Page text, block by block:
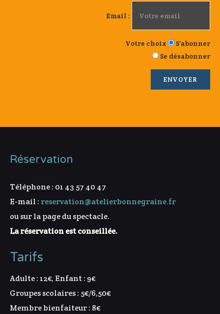
Email :
Votre choix
S'abonner
Se désabonner
Réservation
Téléphone : 01 43 57 40 47
E-mail : reservation@atelierbonnegraine.fr
ou sur la page du spectacle.
La réservation est conseillée.
Tarifs
Adulte : 12€, Enfant : 9€
Groupes scolaires : 5€/6,50€
Membre bienfaiteur : 8€